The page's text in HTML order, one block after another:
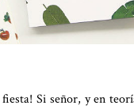
Si señor, y en